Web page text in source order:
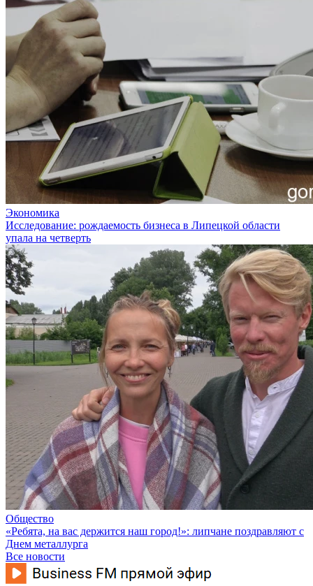
Экономика
Исследование: рождаемость бизнеса в Липецкой области
упала на четверть
Общество
«Ребята, на вас держится наш город!»: липчане поздравляют с
Днем металлурга
Все новости